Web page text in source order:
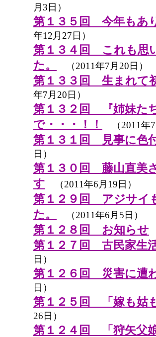
月3日）
第１３５回 今年もあ
年12月27日）
第１３４回 これも思
た。
（2011年7月20日）
第１３３回 生まれて
年7月20日）
第１３２回 『姉妹た
で・・・！！
（2011年
第１３１回 見事に色
日）
第１３０回 藤山直美
す （2011年6月19日）
第１２９回 アジサイ
た。
（2011年6月5日）
第１２８回 お知らせ
第１２７回 古民家生
日）
第１２６回 災害に遭
日）
第１２５回 「嫁も姑
26日）
第１２４回 「狩矢父